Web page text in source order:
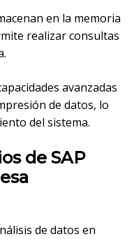
en la memoria
realizar consultas
avanzadas
de datos, lo
del sistema.
de SAP
de datos en